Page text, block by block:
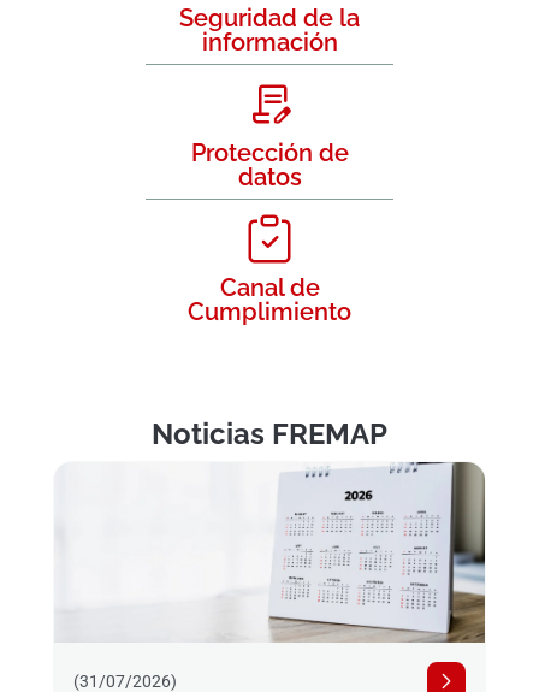
Seguridad de la
información
Protección de
datos
Canal de
Cumplimiento
Noticias FREMAP
(31/07/2026)